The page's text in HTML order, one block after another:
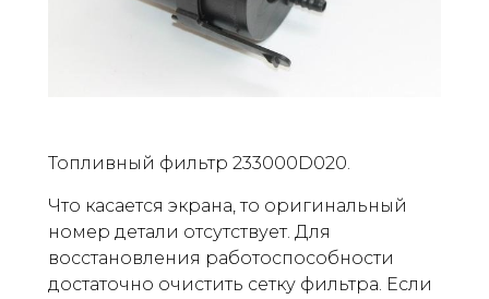
Топливный фильтр 233000D020.
Что касается экрана, то оригинальный
номер детали отсутствует. Для
восстановления работоспособности
достаточно очистить сетку фильтра. Если